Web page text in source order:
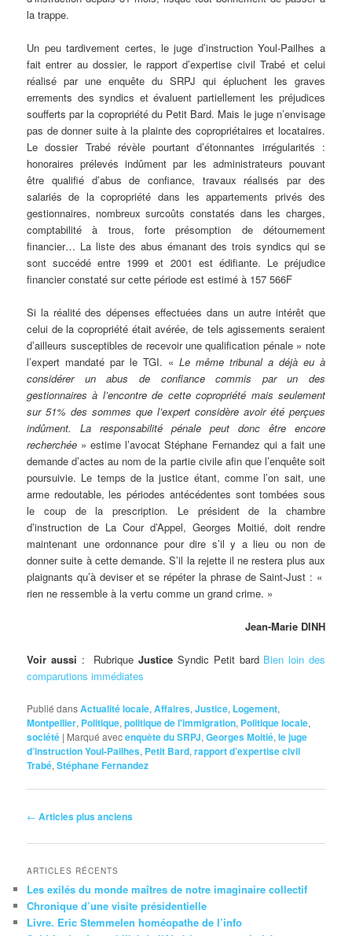
la trappe.
Un peu tardivement certes, le juge d’instruction Youl-Pailhes a
fait entrer au dossier, le rapport d’expertise civil Trabé et celui
réalisé par une enquête du SRPJ qui épluchent les graves
errements des syndics et évaluent partiellement les préjudices
soufferts par la copropriété du Petit Bard. Mais le juge n’envisage
pas de donner suite à la plainte des copropriétaires et locataires.
Le dossier Trabé révèle pourtant d’étonnantes irrégularités :
honoraires prélevés indûment par les administrateurs pouvant
être qualifié d’abus de confiance, travaux réalisés par des
salariés de la copropriété dans les appartements privés des
gestionnaires, nombreux surcoûts constatés dans les charges,
comptabilité à trous, forte présomption de détournement
financier… La liste des abus émanant des trois syndics qui se
sont succédé entre 1999 et 2001 est édifiante. Le préjudice
financier constaté sur cette période est estimé à 157 566F
Si la réalité des dépenses effectuées dans un autre intérêt que
celui de la copropriété était avérée, de tels agissements seraient
d’ailleurs susceptibles de recevoir une qualification pénale » note
l’expert mandaté par le TGI. « Le même tribunal a déjà eu à
considérer un abus de confiance commis par un des
gestionnaires à l’encontre de cette copropriété mais seulement
sur 51% des sommes que l’expert considère avoir été perçues
indûment. La responsabilité pénale peut donc être encore
recherchée » estime l’avocat Stéphane Fernandez qui a fait une
demande d’actes au nom de la partie civile afin que l’enquête soit
poursuivie. Le temps de la justice étant, comme l’on sait, une
arme redoutable, les périodes antécédentes sont tombées sous
le coup de la prescription. Le président de la chambre
d’instruction de La Cour d’Appel, Georges Moitié, doit rendre
maintenant une ordonnance pour dire s’il y a lieu ou non de
donner suite à cette demande. S’il la rejette il ne restera plus aux
plaignants qu’à deviser et se répéter la phrase de Saint-Just : «
rien ne ressemble à la vertu comme un grand crime. »
Jean-Marie DINH
Voir aussi : RubriqueJustice Syndic Petit bard Bien loin des
comparutions immédiates
Publié dansActualité locale,Affaires,Justice, Logement,
Montpellier, Politique,politique de l'immigration, Politique locale,
société | Marqué avecenquête du SRPJ,Georges Moitié,le juge
d’instruction Youl-Pailhes, Petit Bard,rapport d’expertise civil
Trabé,Stéphane Fernandez
Navigation
articles
← Articles plus anciens
ARTICLES RÉCENTS
Les exilés du monde maîtres de notre imaginaire collectif
Chronique d’une visite présidentielle
Livre. Eric Stemmelen homéopathe de l’info